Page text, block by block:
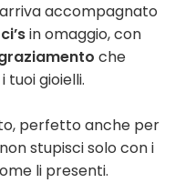
accompagnato
in omaggio, con
che
tuoi gioielli.
perfetto anche per
stupisci solo con i
li presenti.